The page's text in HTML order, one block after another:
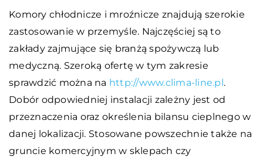
Komory chłodnicze i mroźnicze znajdują szerokie
zastosowanie w przemyśle. Najczęściej są to
zakłady zajmujące się branżą spożywczą lub
medyczną. Szeroką ofertę w tym zakresie
sprawdzić można na http://www.clima-line.pl.
Dobór odpowiedniej instalacji zależny jest od
przeznaczenia oraz określenia bilansu cieplnego w
danej lokalizacji. Stosowane powszechnie także na
gruncie komercyjnym w sklepach czy